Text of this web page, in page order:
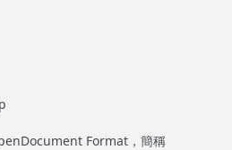
Format，簡稱